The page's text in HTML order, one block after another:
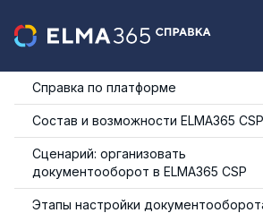
Справка по платформе
Состав и возможности ELMA365 CSP
Сценарий: организовать
документооборот в ELMA365 CSP
Этапы настройки